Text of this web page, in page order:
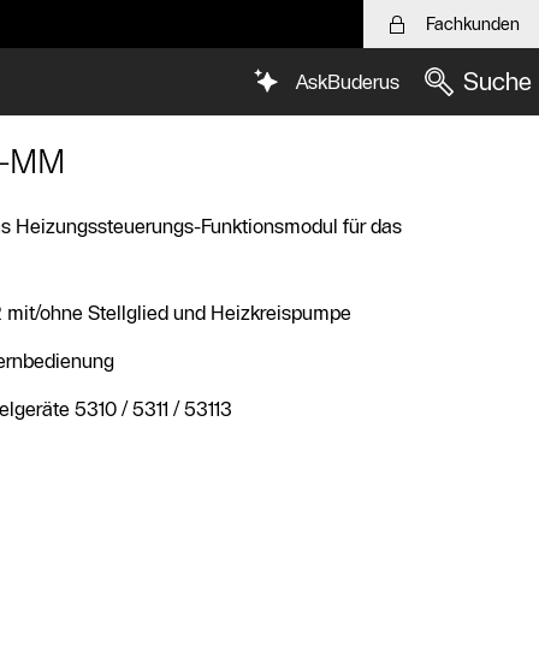
Fachkunden
AskBuderus Suche
MM
Heizungssteuerungs-Funktionsmodul für das
mit/ohne Stellglied und Heizkreispumpe
5310 / 5311 / 53113